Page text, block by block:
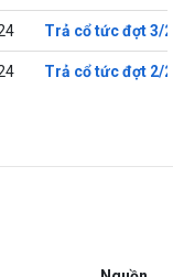
Trả cổ tức đợt 3/
Trả cổ tức đợt 2/